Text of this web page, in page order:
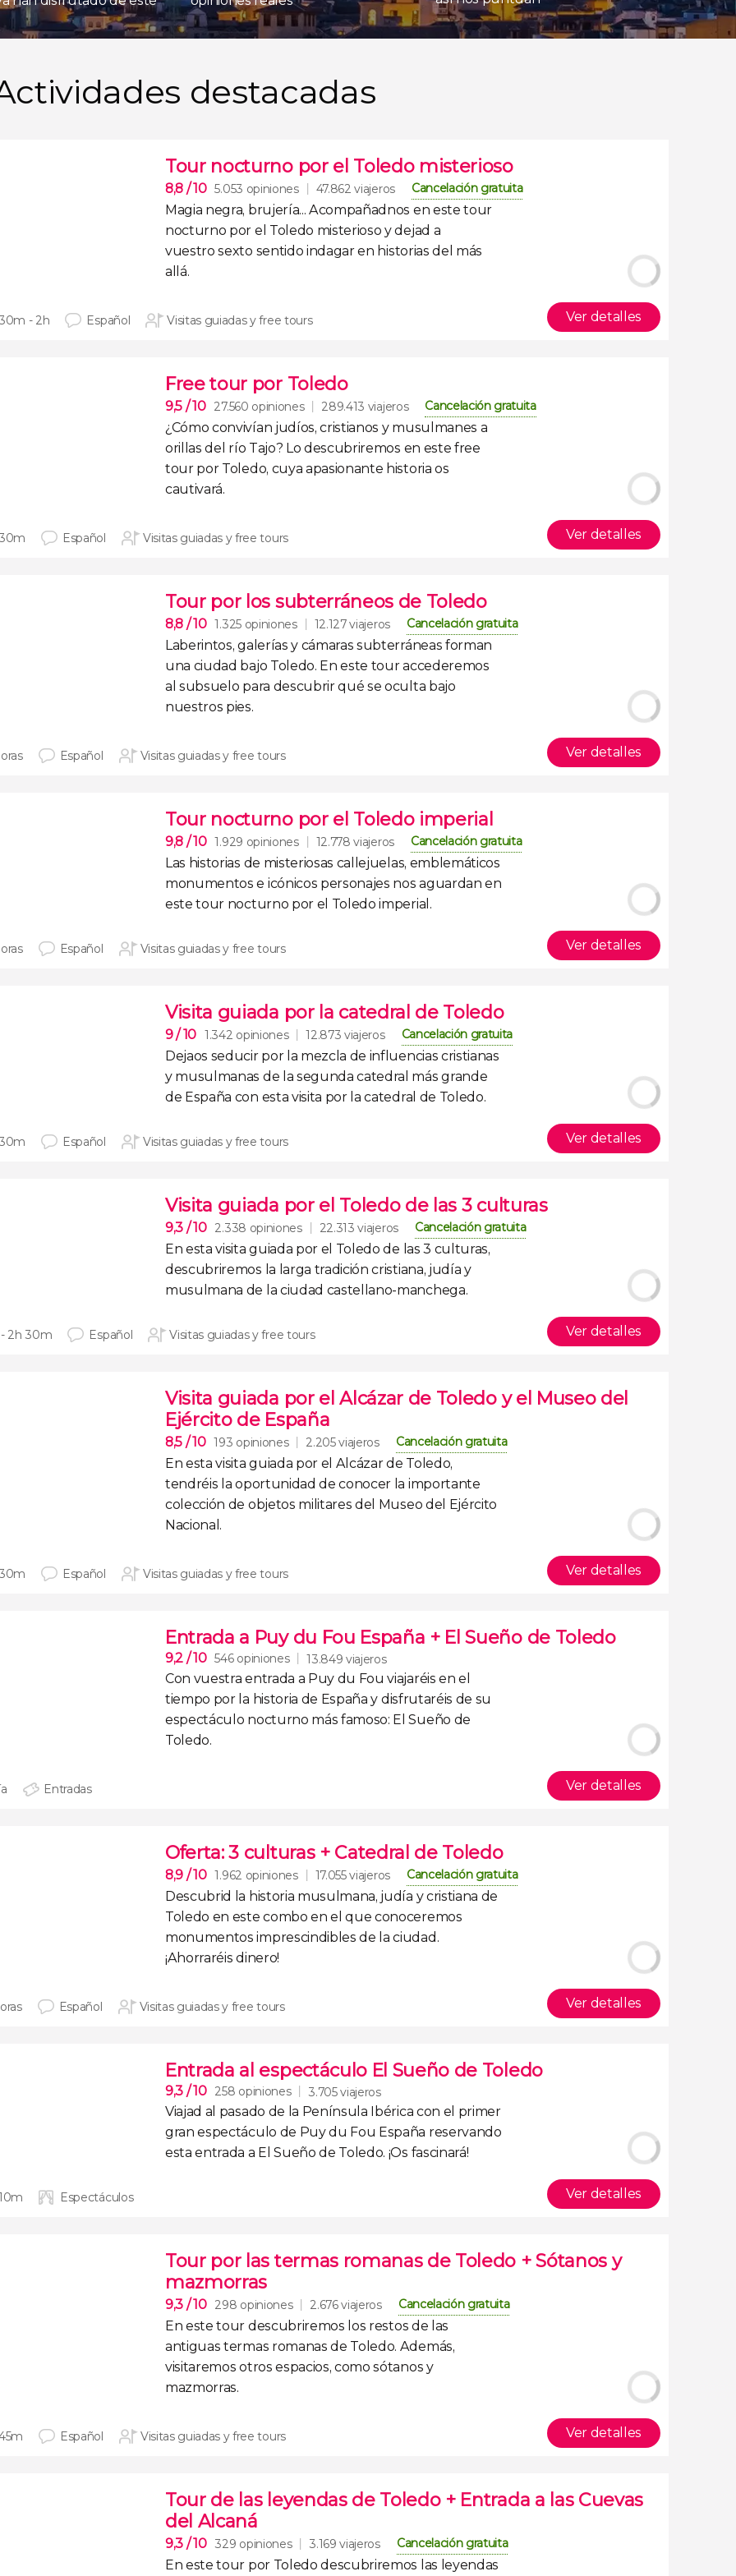
destacadas
Tour nocturno por el Toledo misterioso
8,8 / 10 5.053 opiniones 47.862 viajeros Cancelación gratuita
Magia negra, brujería... Acompañadnos en estetour
nocturno por el Toledo misterioso y dejad a
vuestrosexto sentido indagar en historias del más
allá.
- 2h Español Visitas guiadas y free tours Ver detalles
Free tour por Toledo
9,5 / 10 27.560 opiniones 289.413 viajeros Cancelación gratuita
¿Cómo convivían judíos, cristianos y musulmanes a
orillas del río Tajo? Lo descubriremos en este free
tour por Toledo, cuya apasionante historia os
cautivará.
Español Visitas guiadas y free tours Ver detalles
Tour por los subterráneos de Toledo
8,8 / 10 1.325 opiniones 12.127 viajeros Cancelación gratuita
Laberintos, galerías y cámaras subterráneas forman
una ciudad bajo Toledo. En este tour accederemos
al subsuelo para descubrir qué se oculta bajo
nuestros pies.
Español Visitas guiadas y free tours Ver detalles
Tour nocturno por el Toledo imperial
9,8 / 10 1.929 opiniones 12.778 viajeros Cancelación gratuita
Las historias de misteriosas callejuelas, emblemáticos
monumentos e icónicos personajes nos aguardan en
estetour nocturno por el Toledo imperial .
Español Visitas guiadas y free tours Ver detalles
Visita guiada por la catedral de Toledo
9/ 10 1.342 opiniones 12.873 viajeros Cancelación gratuita
Dejaos seducir por la mezcla de influencias cristianas
y musulmanas de la segunda catedral más grande
de España con esta visita por la catedral de Toledo.
Español Visitas guiadas y free tours Ver detalles
Visita guiada por el Toledo de las 3 culturas
9,3 / 10 2.338 opiniones 22.313 viajeros Cancelación gratuita
En estavisita guiada por el Toledo de las 3 culturas,
descubriremos la larga tradición cristiana, judía y
musulmana de la ciudad castellano-manchega.
2h 30m Español Visitas guiadas y free tours Ver detalles
Visita guiada por el Alcázar de Toledo y el Museo del
Ejército de España
8,5 / 10 193 opiniones 2.205 viajeros Cancelación gratuita
En estavisita guiada por el Alcázar de Toledo,
tendréis la oportunidad de conocer la importante
colección de objetos militares del Museo del Ejército
Nacional .
Español Visitas guiadas y free tours Ver detalles
Entrada a Puy du Fou España + El Sueño de Toledo
9,2 / 10 546 opiniones 13.849 viajeros
Con vuestra entrada a Puy du Fouviajaréis en el
tiempo por la historia de España y disfrutaréis de su
espectáculo nocturno más famoso: El Sueño de
Toledo.
Entradas Ver detalles
Oferta: 3 culturas + Catedral de Toledo
8,9 / 10 1.962 opiniones 17.055 viajeros Cancelación gratuita
Descubrid la historia musulmana, judía y cristiana de
Toledo en este combo en el que conoceremos
monumentos imprescindibles de la ciudad.
¡Ahorraréis dinero!
Español Visitas guiadas y free tours Ver detalles
Entrada al espectáculo El Sueño de Toledo
9,3 / 10 258 opiniones 3.705 viajeros
Viajad al pasado de la Península Ibérica con el primer
gran espectáculo de Puy du Fou España reservando
estaentrada a El Sueño de Toledo. ¡Os fascinará!
Espectáculos Ver detalles
Tour por las termas romanas de Toledo + Sótanos y
mazmorras
9,3 / 10 298 opiniones 2.676 viajeros Cancelación gratuita
En estetour descubriremos los restos de las
antiguas termas romanas de Toledo. Además,
visitaremos otros espacios, comosótanos y
mazmorras.
Español Visitas guiadas y free tours Ver detalles
Tour de las leyendas de Toledo + Entrada a las Cuevas
del Alcaná
9,3 / 10 329 opiniones 3.169 viajeros Cancelación gratuita
En este tour por Toledo descubriremos las leyendas